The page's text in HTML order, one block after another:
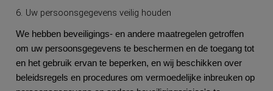
6. Uw persoonsgegevens veilig houden
We hebben beveiligings- en andere maatregelen getroffen
om uw persoonsgegevens te beschermen en de toegang tot
en het gebruik ervan te beperken, en wij beschikken over
beleidsregels en procedures om vermoedelijke inbreuken op